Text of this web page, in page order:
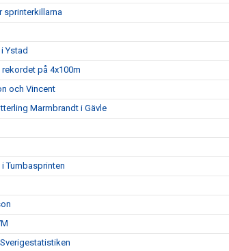
sprinterkillarna
Ystad
på 4x100m
och Vincent
Marmbrandt i Gävle
Tumbasprinten